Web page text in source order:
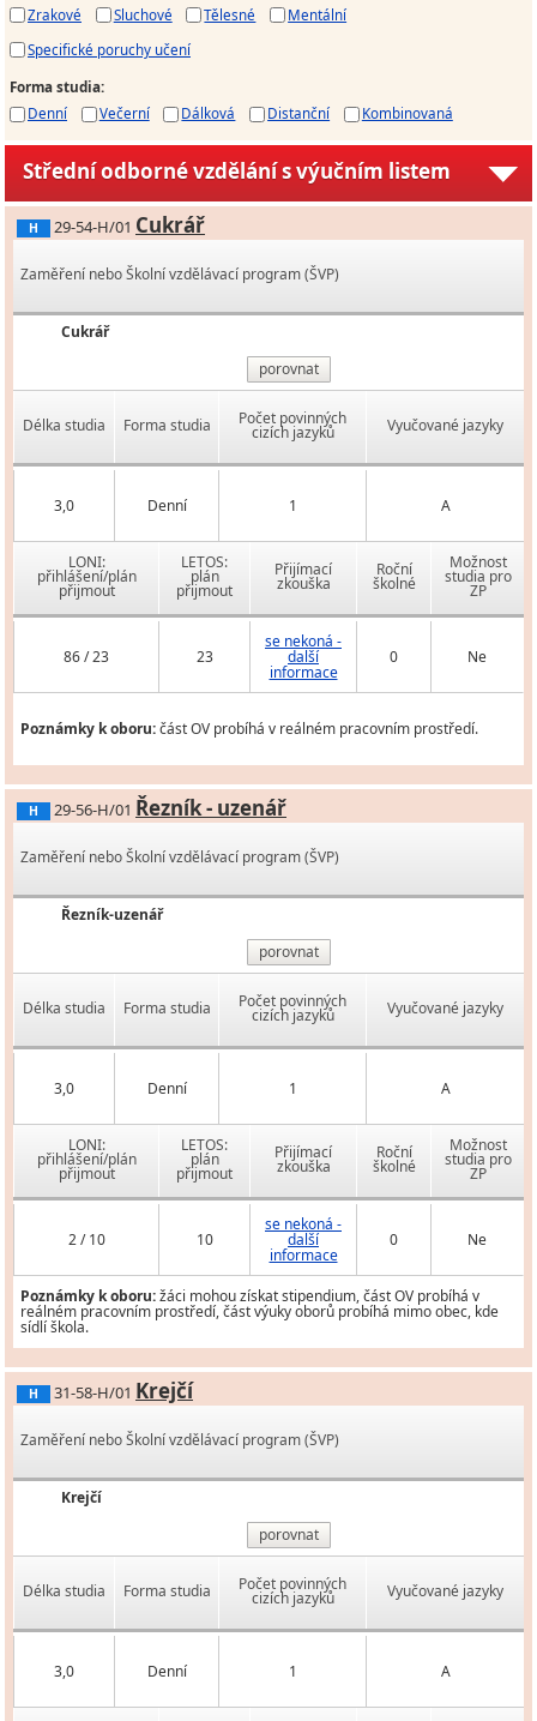
Zrakové
Sluchové Tělesné
Mentální
Specifické poruchy učení
Forma studia:
Denní
Večerní Dálková Distanční Kombinovaná
Střední odborné vzdělání s výučním listem
H 29-54-H/01 Cukrář
Zaměření nebo Školní vzdělávací program (ŠVP)
Cukrář
porovnat
Délka studia Forma studia Počet povinných
cizích jazyků Vyučované jazyky
3,0 Denní 1 A
LONI:
přihlášení/plán
přijmout
LETOS:
plán
přijmout
Přijímací
zkouška
Roční
školné
Možnost
studia pro
ZP
86 / 23 23
se nekoná -
další
informace
0 Ne
Poznámky k oboru:část OV probíhá v reálném pracovním prostředí.
H 29-56-H/01 Řezník - uzenář
Zaměření nebo Školní vzdělávací program (ŠVP)
Řezník-uzenář
porovnat
Délka studia Forma studia Počet povinných
cizích jazyků Vyučované jazyky
3,0 Denní 1 A
LONI:
přihlášení/plán
přijmout
LETOS:
plán
přijmout
Přijímací
zkouška
Roční
školné
Možnost
studia pro
ZP
2 / 10 10
se nekoná -
další
informace
0 Ne
Poznámky k oboru:žáci mohou získat stipendium, část OV probíhá v
reálném pracovním prostředí, část výuky oborů probíhá mimo obec, kde
sídlí škola.
H 31-58-H/01 Krejčí
Zaměření nebo Školní vzdělávací program (ŠVP)
Krejčí
porovnat
Délka studia Forma studia Počet povinných
cizích jazyků Vyučované jazyky
3,0 Denní 1 A